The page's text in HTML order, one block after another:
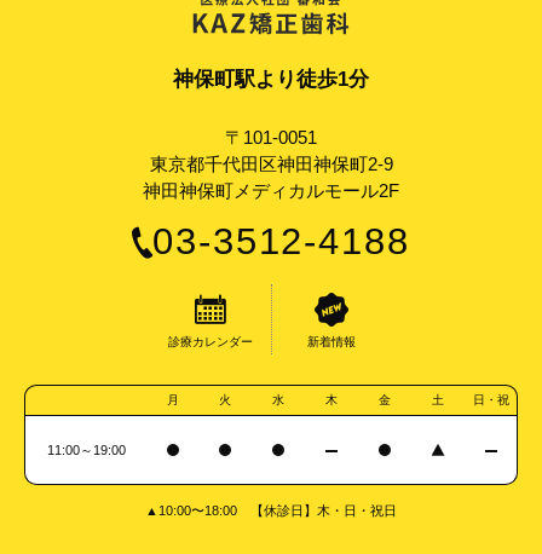
神保町駅より徒歩1分
〒101-0051
東京都千代田区神田神保町2-9
神田神保町メディカルモール2F
03-3512-4188
診療カレンダー 新着情報
月 火 水 木 金 土 日・祝
11:00～19:00
▲10:00〜18:00 【休診日】木・日・祝日